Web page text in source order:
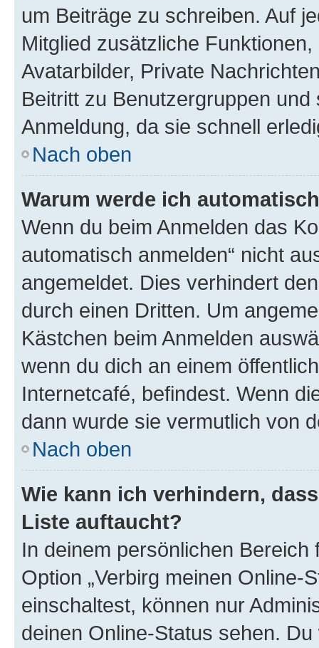
um Beiträge zu schreiben. Auf
Mitglied zusätzliche
Avatarbilder, Private
Beitritt zu Benutzergruppen
Anmeldung, da sie schnell
Nach oben
Warum werde ich
Wenn du beim Anmelden das
automatisch anmelden“ nicht
angemeldet. Dies verhindert
durch einen Dritten. Um
Kästchen beim Anmelden
wenn du dich an einem
Internetcafé, befindest. Wenn
dann wurde sie vermutlich von
Nach oben
Wie kann ich verhindern,
Liste auftaucht?
In deinem persönlichen
Option „Verbirg meinen Online-
einschaltest, können nur
deinen Online-Status sehen.